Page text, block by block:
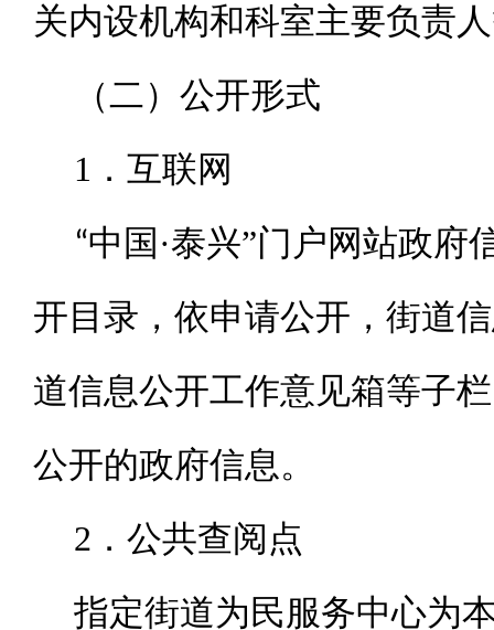
关内设机构和科室主要负责
（二）公开形式
1．互联网
“中国 ·泰兴” 门户网站政
开目录，依申请公开，街道
道信息公开工作意见箱等子
公开的政府信息。
2．公共查阅点
指定街道为民服务中心为